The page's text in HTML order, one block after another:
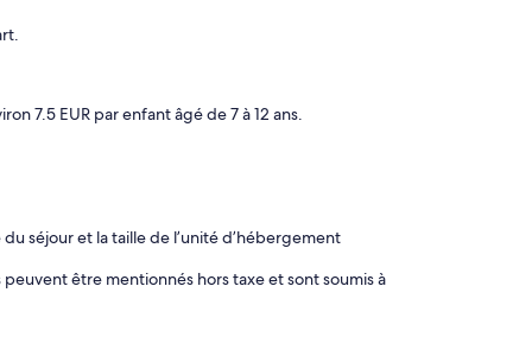
7.5 EUR par enfant âgé de 7 à 12 ans.
séjour et la taille de l’unité d’hébergement
être mentionnés hors taxe et sont soumis à